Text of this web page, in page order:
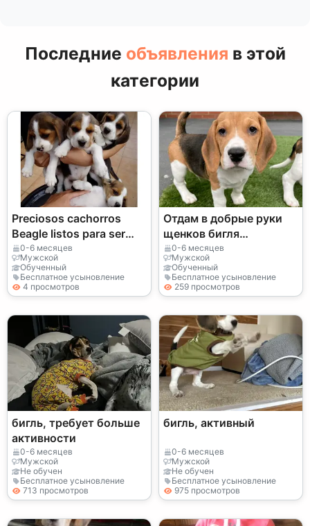
Последние объявления в этой
категории
Preciosos cachorros
Beagle listos para ser
adoptados.
0-6 месяцев
Мужской
Обученный
Бесплатное усыновление
4 просмотров
Отдам в добрые руки
щенков бигля
(мальчика и девочку)
0-6 месяцев
Мужской
Обученный
Бесплатное усыновление
259 просмотров
бигль, требует больше
активности
0-6 месяцев
Мужской
Не обучен
Бесплатное усыновление
713 просмотров
бигль, активный
0-6 месяцев
Мужской
Не обучен
Бесплатное усыновление
975 просмотров